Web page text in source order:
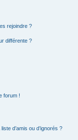
rejoindre ?
différente ?
forum !
d’amis ou d’ignorés ?